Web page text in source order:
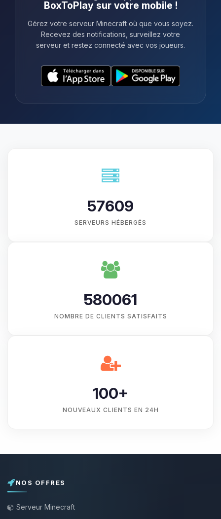
BoxToPlay sur votre mobile !
Gérez votre serveur Minecraft où que vous soyez.
Recevez des notifications, surveillez votre
serveur et restez connecté avec vos joueurs.
57609
SERVEURS HÉBERGÉS
580061
NOMBRE DE CLIENTS SATISFAITS
100+
NOUVEAUX CLIENTS EN 24H
NOS OFFRES
Serveur Minecraft